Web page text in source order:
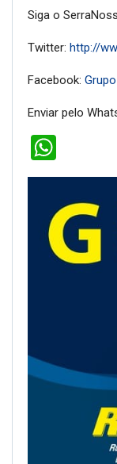
Siga o
Twitter: http://
Facebook:
Enviar pelo